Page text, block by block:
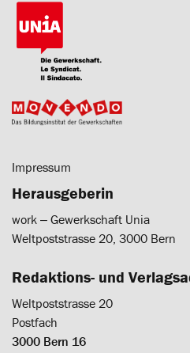
Impressum
Herausgeberin
work ‒ Gewerkschaft Unia
Weltpoststrasse 20, 3000 Bern
Redaktions- und
Weltpoststrasse 20
Postfach
3000 Bern 16